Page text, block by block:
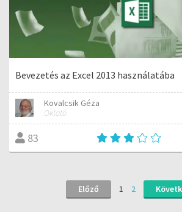
Bevezetés az Excel 2013 használatába
Kovalcsik Géza
Oktató
83
Előző 1 2